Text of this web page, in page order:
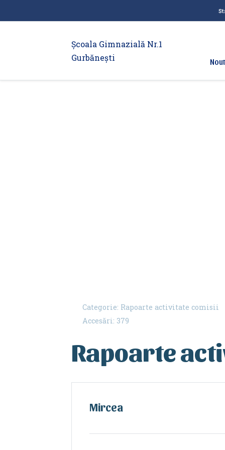
Școala Gimnazială Nr.1
Gurbănești
Categorie: Rapoarte activitate comisii
Accesări: 379
Rapoarte
Mircea